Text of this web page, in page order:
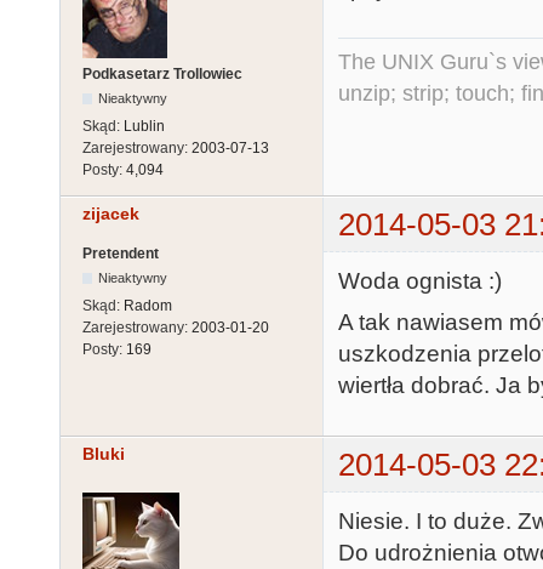
Podkasetarz Trollowiec
Nieaktywny
Skąd: Lublin
Zarejestrowany: 2003-07-13
Posty: 4,094
The UNIX Guru`s
unzip; strip; touch;
zijacek 2014-05-03
Pretendent
Nieaktywny
Skąd: Radom
Zarejestrowany: 2003-01-20
Posty: 169
Woda ognista :)
A tak nawiasem
uszkodzenia
wiertła dobrać. Ja
Bluki 2014-05-03
Niesie. I to duże.
Do udrożnienia